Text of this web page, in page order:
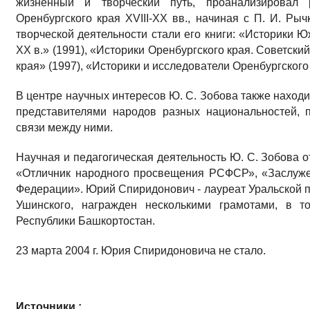
Оренбургского края XVIII-XX вв., начиная с П. И.
творческой деятельности стали его книги:
XX в.» (1991), «Историки Оренбургского края.
края» (1997), «Историки и исследователи
В центре научных интересов Ю. С. Зобова также
представителями народов разных национальностей,
связи между ними.
Научная и педагогическая деятельность Ю. С. Зобова
«Отличник народного просвещения РСФСР»,
Федерации». Юрий Спиридонович - лауреат
Ушинского, награжден несколькими грамотами, в
Республики Башкортостан.
23 марта 2004 г. Юрия Спиридоновича не стало.
Источники :